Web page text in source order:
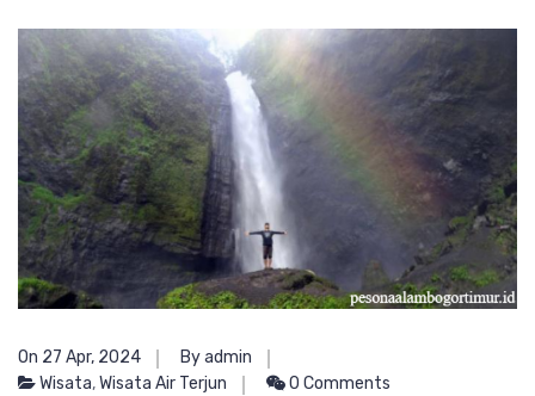
On 27 Apr, 2024
By admin
Wisata,Wisata Air Terjun 0 Comments